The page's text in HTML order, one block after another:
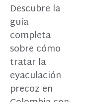
Descubre la
guía
completa
sobre cómo
tratar la
eyaculación
precoz en